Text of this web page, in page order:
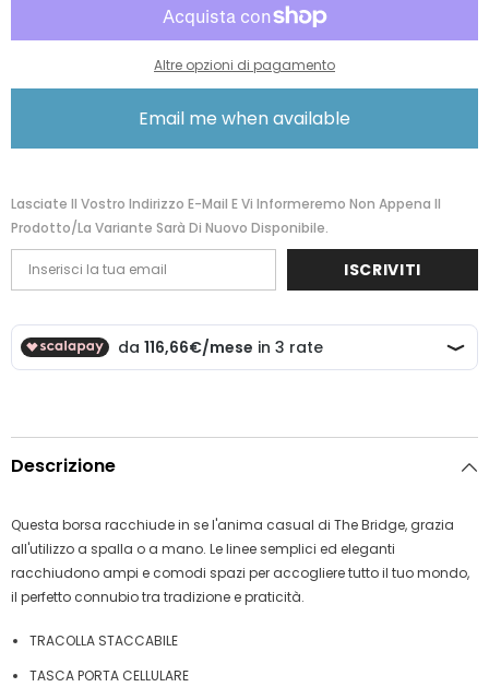
Nero/oro
Funzione
Nero/oro
0476498Y.30Altre opzioni di pagamento
Email me when available
Lasciate Il Vostro Indirizzo E-Mail E Vi Informeremo Non Appena Il
Prodotto/la Variante Sarà Di Nuovo Disponibile.
ISCRIVITI
Descrizione
Questa borsa racchiude in se l'anima casual di The Bridge, grazia
all'utilizzo a spalla o a mano. Le linee semplici ed eleganti
racchiudono ampi e comodi spazi per accogliere tutto il tuo mondo,
il perfetto connubio tra tradizione e praticità.
TRACOLLA STACCABILE
TASCA PORTA CELLULARE